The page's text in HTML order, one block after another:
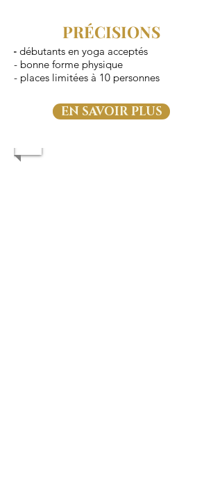
PRÉCISIONS
- débutants en yoga acceptés
- bonne forme physique
- places limitées à 10 personnes
EN SAVOIR PLUS